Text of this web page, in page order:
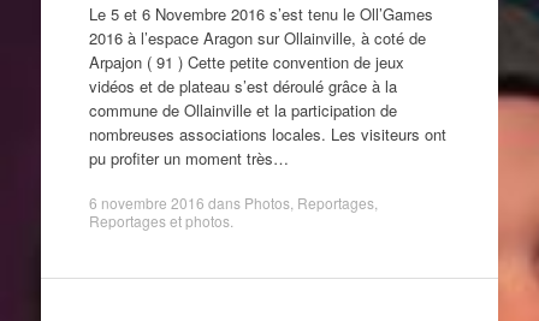
Le 5 et 6 Novembre 2016 s’est tenu le Oll’Games
2016 à l’espace Aragon sur Ollainville, à coté de
Arpajon ( 91 ) Cette petite convention de jeux
vidéos et de plateau s’est déroulé grâce à la
commune de Ollainville et la participation de
nombreuses associations locales. Les visiteurs ont
pu profiter un moment très…
6 novembre 2016 dans Photos, Reportages,
Reportages et photos.